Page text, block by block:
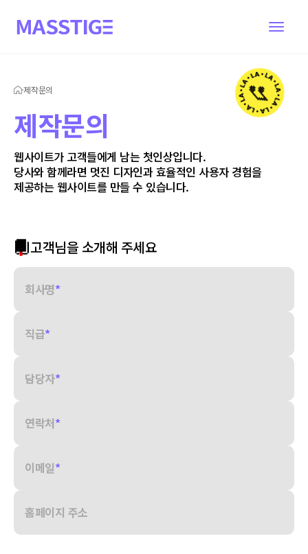
제작문의
제작문의
웹사이트가 고객들에게 남는 첫인상입니다.
당사와 함께라면 멋진 디자인과 효율적인 사용자 경험을
제공하는 웹사이트를 만들 수 있습니다.
고객님을 소개해 주세요
회사명*
직급*
담당자*
연락처*
이메일*
홈페이지 주소